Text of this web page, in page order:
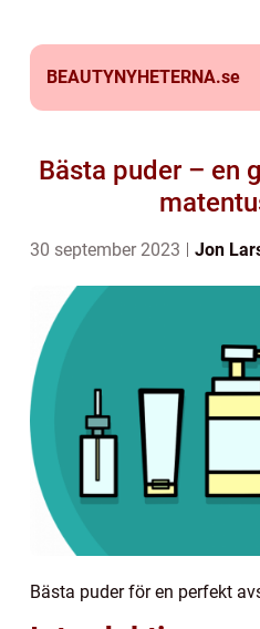
BEAUTYNYHETERNA.se
Bästa puder – en
30 september 2023 Jon
Bästa puder för en perfekt